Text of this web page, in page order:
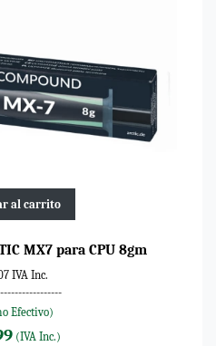
al carrito
MX7 para CPU 8gm
IVA Inc.
Efectivo)
(IVA Inc.)